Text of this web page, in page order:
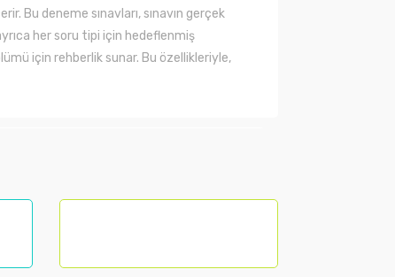
Bu deneme sınavları, sınavın gerçek
her soru tipi için hedeflenmiş
için rehberlik sunar. Bu özellikleriyle,